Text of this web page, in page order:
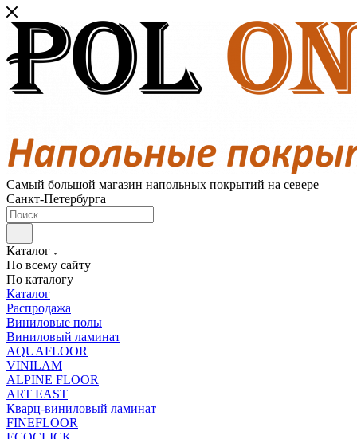
Самый большой магазин напольных покрытий на севере
Санкт-Петербурга
Каталог
По всему сайту
По каталогу
Каталог
Распродажа
Виниловые полы
Виниловый ламинат
AQUAFLOOR
VINILAM
ALPINE FLOOR
ART EAST
Кварц-виниловый ламинат
FINEFLOOR